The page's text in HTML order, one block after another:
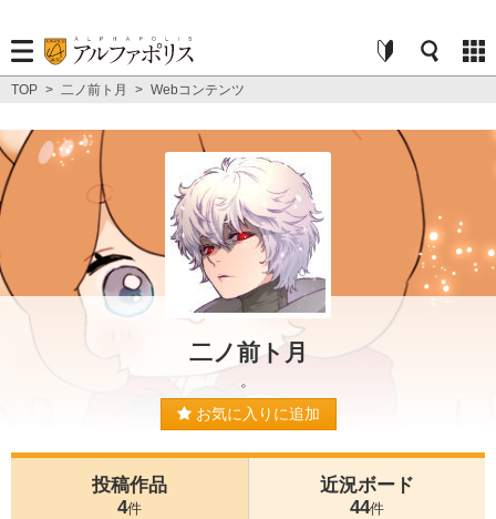
TOP > 二ノ前ト月 > Webコンテンツ
二ノ前ト月
。
お気に入りに追加
投稿作品
4件
近況ボード
44件